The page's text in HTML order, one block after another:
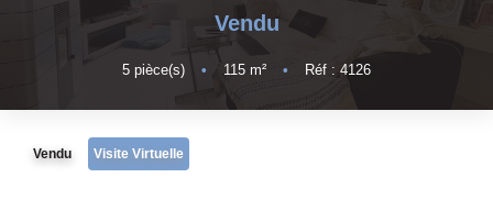
VENDRE
ESTIMER
NOTRE AGENCE
Vendu
5 pièce(s) • 115 m² • Réf : 4126
Vendu Visite Virtuelle